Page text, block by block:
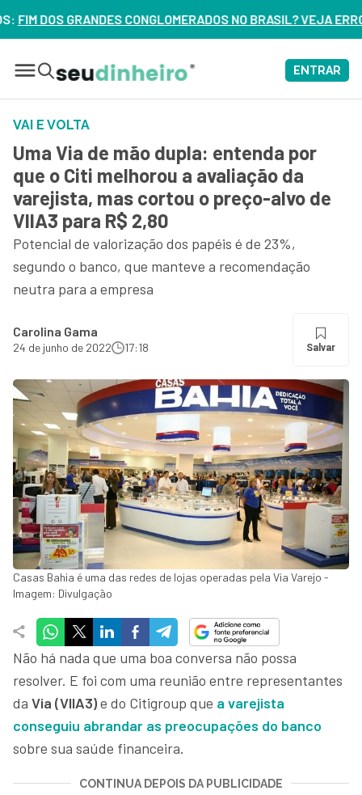
NO BRASIL? VEJA ERROS DE 3 DELES – ASSISTA
ENTRAR
VAI E VOLTA
Uma Via de mão dupla: entenda por
que o Citi melhorou a avaliação da
varejista, mas cortou o preço-alvo de
VIIA3 para R$ 2,80
Potencial de valorização dos papéis é de 23%,
segundo o banco, que manteve a recomendação
neutra para a empresa
Carolina Gama
24 de junho de 2022 17:18 Salvar
Casas Bahia é uma das redes de lojas operadas pela Via Varejo -
Imagem: Divulgação
Não há nada que uma boa conversa não possa
resolver. E foi com uma reunião entre representantes
da Via (VIIA3)e do Citigroup que a varejista
conseguiu abrandar as preocupações do banco
sobre sua saúde financeira.
CONTINUA DEPOIS DA PUBLICIDADE